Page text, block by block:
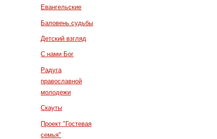
Евангельские
Баловень судьбы
Детский взгляд
С нами Бог
Радуга
православной
молодежи
Скауты
Проект "Гостевая
семья"